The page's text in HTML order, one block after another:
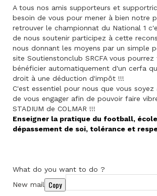
A tous nos amis supporteurs et
besoin de vous pour mener à bien notre
retrouver le championnat du National 1
de nous soutenir participez à cette
nous donnant les moyens par un simple
site Soutienstonclub SRCFA vous
bénéficier automatiquement d'un cerfa
droit à une déduction d'impôt !!!
C'est essentiel pour nous que vous
de vous engager afin de pouvoir faire
STADIUM de COLMAR !!!
Enseigner la pratique du football,
dépassement de soi, tolérance et
What do you want to do ?
New mail
Copy